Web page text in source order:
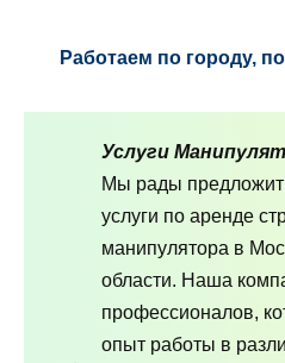
Работаем по городу,
Услуги
Мы рады
услуги по аренде
манипулятора в
области. Наша
профессионалов,
опыт работы в